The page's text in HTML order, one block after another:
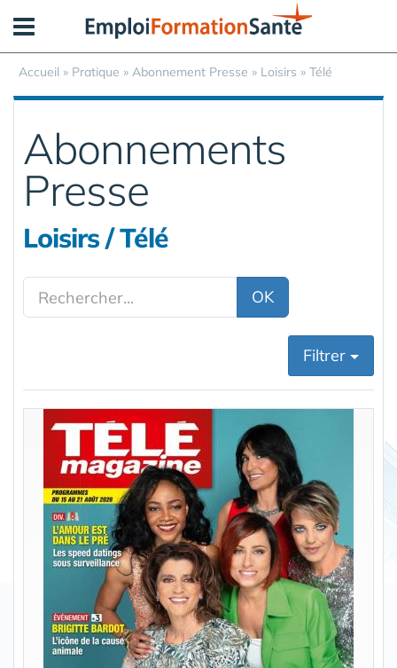
Accueil » Pratique » Abonnement Presse » Loisirs » Télé
Abonnements
Presse
Loisirs / Télé
OK
Filtrer